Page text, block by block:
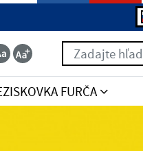
Zadajte
FURČA